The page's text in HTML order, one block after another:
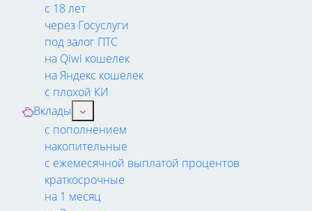
с 18 лет
через Госуслуги
под залог ПТС
на Qiwi кошелек
на Яндекс кошелек
с плохой КИ
Вклады
с пополнением
накопительные
с ежемесячной выплатой процентов
краткосрочные
на 1 месяц